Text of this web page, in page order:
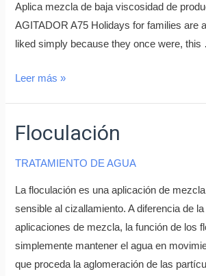
Aplica mezcla de baja viscosidad de
AGITADOR A75 Holidays for families are
liked simply because they once were,
Leer más »
Floculación
TRATAMIENTO DE AGUA
La floculación es una aplicación de
sensible al cizallamiento. A diferencia de
aplicaciones de mezcla, la función de los
simplemente mantener el agua en
que proceda la aglomeración de las